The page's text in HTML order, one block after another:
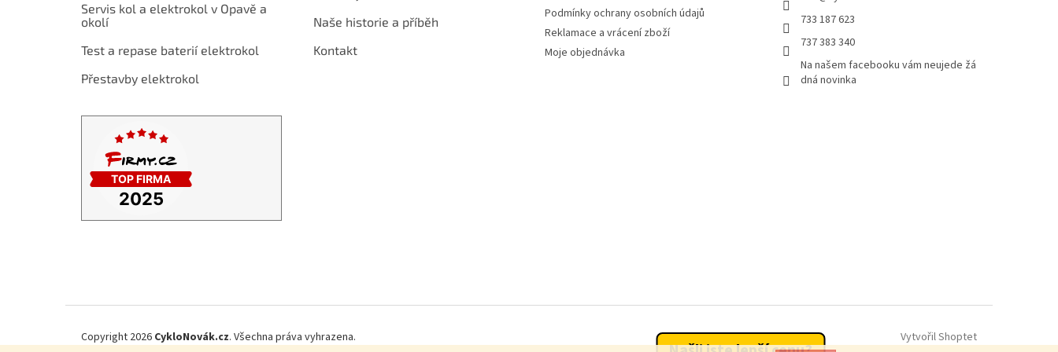
Servis kol a elektrokol v Opavě a
okolí
Test a repase baterií elektrokol
Přestavby elektrokol
Naše historie a příběh
Kontakt
Podmínky ochrany osobních údajů
Reklamace a vrácení zboží
Moje objednávka
733 187 623
737 383 340
Na našem facebooku vám neujede žá
dná novinka
Vytvořil Shoptet
Copyright 2026 CykloNovák.cz. Všechna práva vyhrazena.